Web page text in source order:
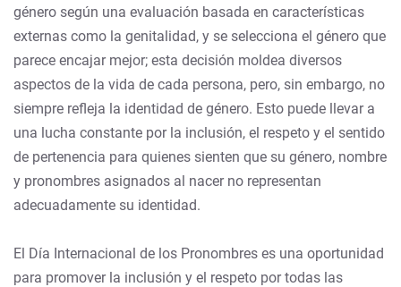
género según una evaluación basada en características
externas como la genitalidad, y se selecciona el género que
parece encajar mejor; esta decisión moldea diversos
aspectos de la vida de cada persona, pero, sin embargo, no
siempre refleja la identidad de género. Esto puede llevar a
una lucha constante por la inclusión, el respeto y el sentido
de pertenencia para quienes sienten que su género, nombre
y pronombres asignados al nacer no representan
adecuadamente su identidad.
El Día Internacional de los Pronombres es una oportunidad
para promover la inclusión y el respeto por todas las